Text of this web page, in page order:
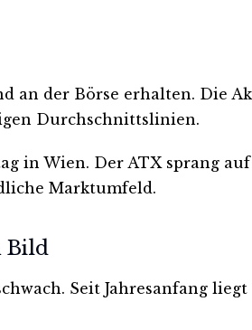
an der Börse erhalten. Die
Durchschnittslinien.
in Wien. Der ATX sprang
Marktumfeld.
Bild
Seit Jahresanfang